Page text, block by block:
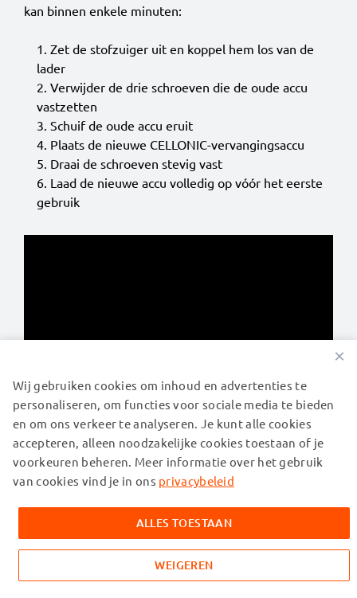
kan binnen enkele minuten:
Zet de stofzuiger uit en koppel hem los van de
lader
Verwijder de drie schroeven die de oude accu
vastzetten
Schuif de oude accu eruit
Plaats de nieuwe CELLONIC-vervangingsaccu
Draai de schroeven stevig vast
Laad de nieuwe accu volledig op vóór het eerste
gebruik
Dyson V7 accu gids –
probleemoplossing, reparaties &
FAQ
Hoe lang gaat een Dyson V7-accu per lading mee?
Wat is de totale levensduur van een Dyson V7-accu?
×
Wij gebruiken cookies om inhoud en advertenties te
personaliseren, om functies voor sociale media te bieden
en om ons verkeer te analyseren. Je kunt alle cookies
accepteren, alleen noodzakelijke cookies toestaan of je
voorkeuren beheren. Meer informatie over het gebruik
van cookies vind je in ons privacybeleid
ALLES TOESTAAN
WEIGEREN